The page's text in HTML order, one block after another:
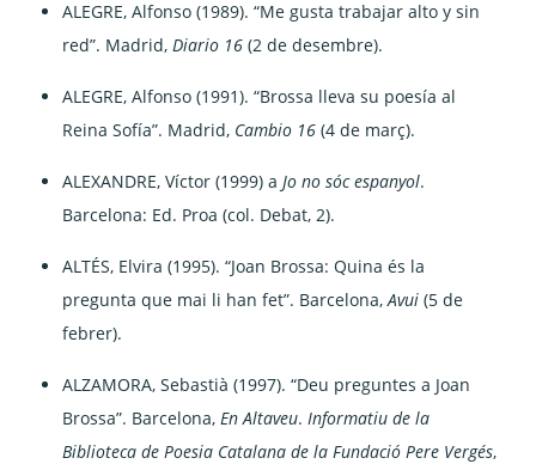
ALEGRE, Alfonso (1989). “Me gusta trabajar alto y sin
red”. Madrid,Diario 16 (2 de desembre).
ALEGRE, Alfonso (1991). “Brossa lleva su poesía al
Reina Sofía”. Madrid, Cambio 16(4 de març).
ALEXANDRE, Víctor (1999) aJo no sóc espanyol.
Barcelona: Ed. Proa (col. Debat, 2).
ALTÉS, Elvira (1995). “Joan Brossa: Quina és la
pregunta que mai li han fet”. Barcelona,Avui(5 de
febrer).
ALZAMORA, Sebastià (1997). “Deu preguntes a Joan
Brossa”. Barcelona,En Altaveu.Informatiu de la
Biblioteca de Poesia Catalana de la Fundació Pere Vergés,